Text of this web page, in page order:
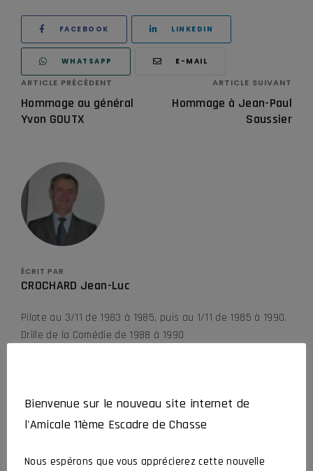
FACEBOOK LINKEDIN
WHATSAPP E-MAIL
ARTICLE PRÉCÉDENT
Hommage au général
Yvon GOUTX
ARTICLE SUIVANT
Hommage à Jean-Paul
Saussier
ÉCRIT PAR
CROCHARD Jean-Luc
Pilote au 3/11 de 1983 à 1985, puis au 1/11 de 1985 à 1990.
Drille de la Comédie de 1988 à 1990
Bienvenue sur le nouveau site internet de
l'Amicale 11ème Escadre de Chasse
Nous espérons que vous apprécierez cette nouvelle